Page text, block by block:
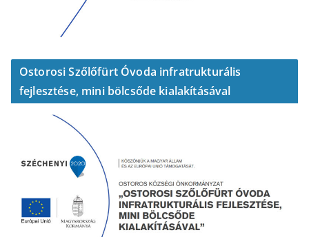
Ostorosi Szőlőfürt Óvoda infratrukturális
fejlesztése, mini bölcsőde kialakításával